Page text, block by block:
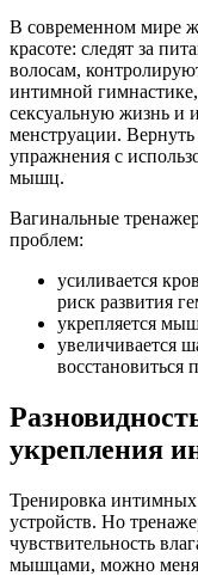
В современном мире
красоте: следят за
волосам,
интимной
сексуальную жизнь и
менструации.
упражнения с
мышц.
Вагинальные
проблем:
усиливается
риск развития
укрепляется
увеличивается
восстановиться
укрепления
Тренировка
устройств. Но
чувствительность
мышцами, можно